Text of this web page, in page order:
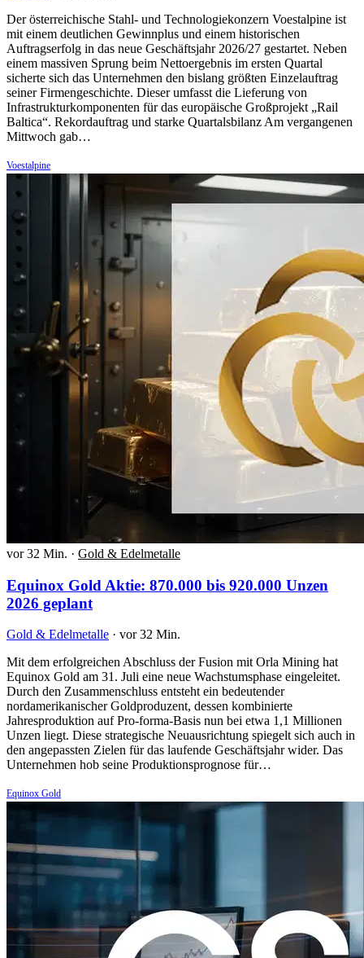
Der österreichische Stahl- und Technologiekonzern Voestalpine ist
mit einem deutlichen Gewinnplus und einem historischen
Auftragserfolg in das neue Geschäftsjahr 2026/27 gestartet. Neben
einem massiven Sprung beim Nettoergebnis im ersten Quartal
sicherte sich das Unternehmen den bislang größten Einzelauftrag
seiner Firmengeschichte. Dieser umfasst die Lieferung von
Infrastrukturkomponenten für das europäische Großprojekt „Rail
Baltica“. Rekordauftrag und starke Quartalsbilanz Am vergangenen
Mittwoch gab…
Voestalpine
vor 32 Min. · Gold & Edelmetalle
Equinox Gold Aktie: 870.000 bis 920.000 Unzen
2026 geplant
Gold & Edelmetalle · vor 32 Min.
Mit dem erfolgreichen Abschluss der Fusion mit Orla Mining hat
Equinox Gold am 31. Juli eine neue Wachstumsphase eingeleitet.
Durch den Zusammenschluss entsteht ein bedeutender
nordamerikanischer Goldproduzent, dessen kombinierte
Jahresproduktion auf Pro-forma-Basis nun bei etwa 1,1 Millionen
Unzen liegt. Diese strategische Neuausrichtung spiegelt sich auch in
den angepassten Zielen für das laufende Geschäftsjahr wider. Das
Unternehmen hob seine Produktionsprognose für…
Equinox Gold